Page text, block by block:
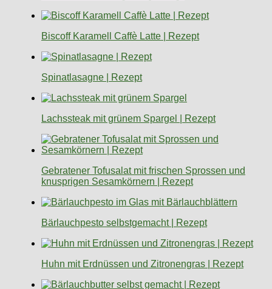
Biscoff Karamell Caffè Latte | Rezept
Spinatlasagne | Rezept
Lachssteak mit grünem Spargel | Rezept
Gebratener Tofusalat mit frischen Sprossen und
knusprigen Sesamkörnern | Rezept
Bärlauchpesto selbstgemacht | Rezept
Huhn mit Erdnüssen und Zitronengras | Rezept